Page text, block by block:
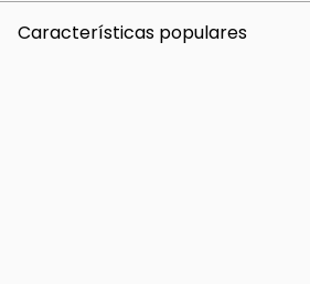
Características populares